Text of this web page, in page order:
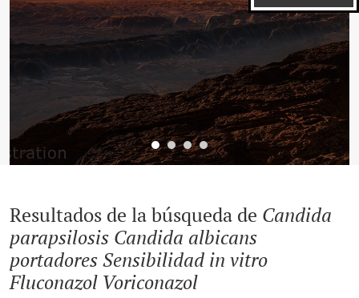
Resultados de la búsqueda de Candida
parapsilosis Candida albicans
portadores Sensibilidad in vitro
Fluconazol Voriconazol